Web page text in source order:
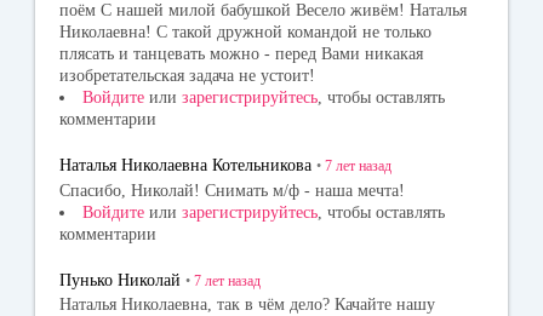
поём С нашей милой бабушкой Весело живём! Наталья
Николаевна! С такой дружной командой не только
плясать и танцевать можно - перед Вами никакая
изобретательская задача не устоит!
Войдите или зарегистрируйтесь, чтобы оставлять
комментарии
Наталья Николаевна Котельникова • 7 лет назад
Спасибо, Николай! Снимать м/ф - наша мечта!
Войдите или зарегистрируйтесь , чтобы оставлять
комментарии
Пунько Николай • 7 лет назад
Наталья Николаевна, так в чём дело? Качайте нашу